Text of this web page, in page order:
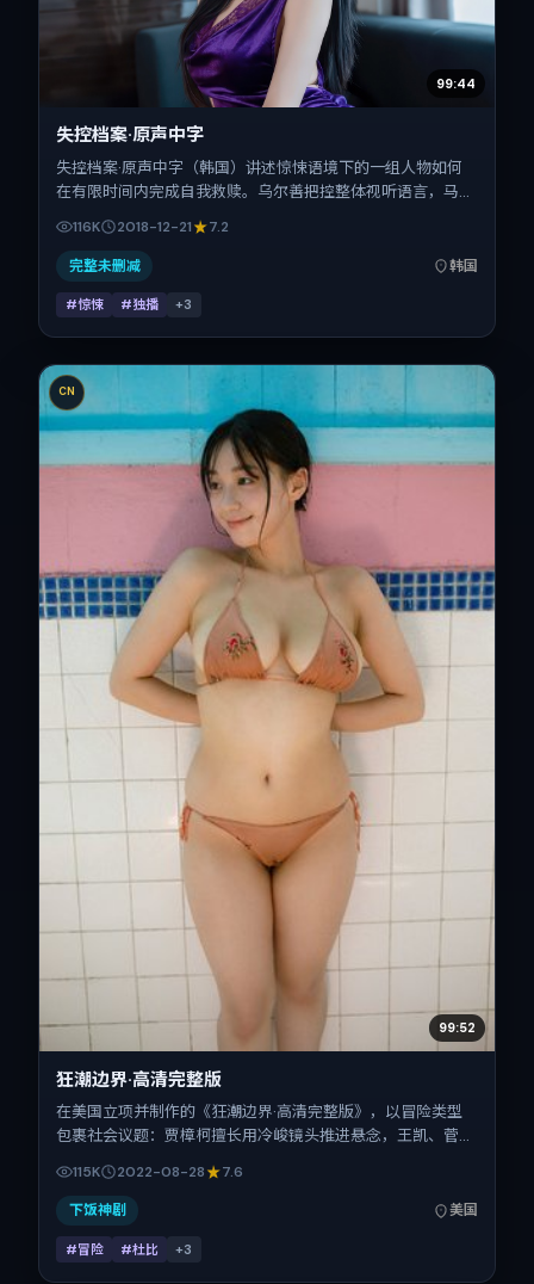
99:44
失控档案·原声中字
失控档案·原声中字（韩国）讲述惊悚语境下的一组人物如何
在有限时间内完成自我救赎。乌尔善把控整体视听语言，马修
·麦康纳、瑛太、长泽雅美、倪妮、菅田将晖、安妮·海瑟薇的
表演层次丰富。影片定于 2018-12-21 起陆续登陆院线与网络
平台，贺岁档前后公映，片长133分钟。
116K 2018-12-21 7.2
完整未删减 韩国
#惊悚 #独播 +3
CN
99:52
狂潮边界·高清完整版
在美国立项并制作的《狂潮边界·高清完整版》，以冒险类型
包裹社会议题：贾樟柯擅长用冷峻镜头推进悬念，王凯、菅田
间：2022-08-28；片长121分钟；适合关注现实质感与类型
片结构的观众。
115K 2022-08-28 7.6
下饭神剧 美国
#冒险 #杜比 +3